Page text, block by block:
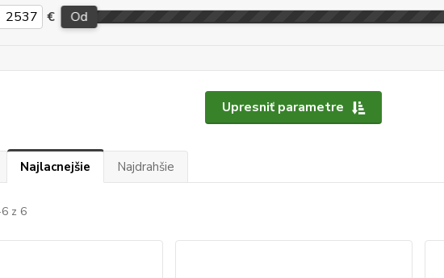
Upresniť parametre
€ Od
Najlacnejšie Najdrahšie
z 6